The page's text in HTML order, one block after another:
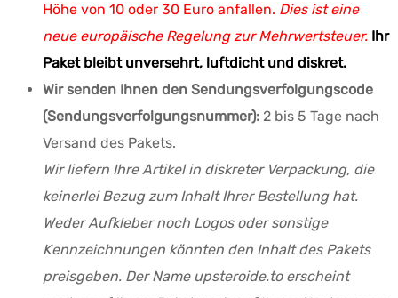
Höhe von 10 oder 30 Euro anfallen. Dies ist eine
neue europäische Regelung zur Mehrwertsteuer. Ihr
Paket bleibt unversehrt, luftdicht und diskret.
Wir senden Ihnen den Sendungsverfolgungscode
(Sendungsverfolgungsnummer): 2 bis 5 Tage nach
Versand des Pakets.
Wir liefern Ihre Artikel in diskreter Verpackung, die
keinerlei Bezug zum Inhalt Ihrer Bestellung hat.
Weder Aufkleber noch Logos oder sonstige
Kennzeichnungen könnten den Inhalt des Pakets
preisgeben. Der Name upsteroide.to erscheint